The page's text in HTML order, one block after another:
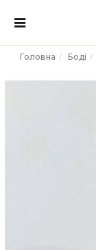
Головна Боді